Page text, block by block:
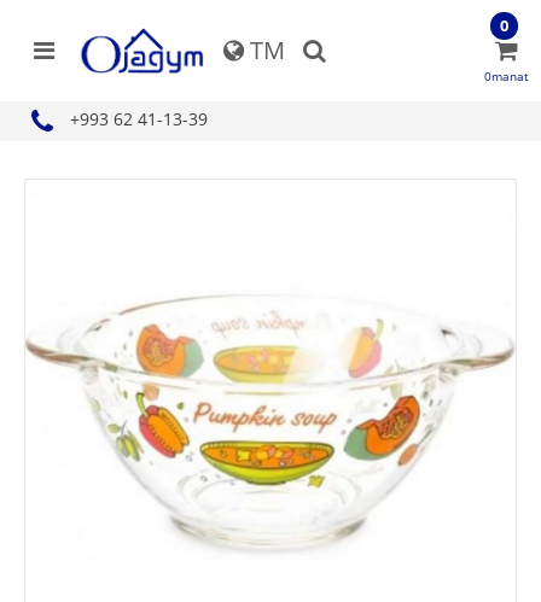
TM
+993 62 41-13-39
0
0manat